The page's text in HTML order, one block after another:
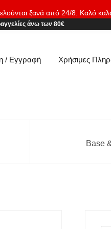
ξανά από 24/8. Καλό
άνω των 80€
/ Εγγραφή Χρήσιμες
Base